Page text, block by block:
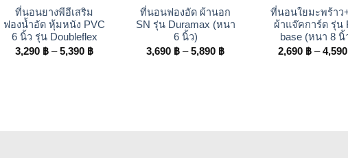
ที่นอนยางพีอีเสริม
ฟองน้ำอัด หุ้มหนัง PVC
6 นิ้ว รุ่น Doubleflex
3,290 ฿ – 5,390 ฿Price
ที่นอนฟองอัด ผ้านอก
SN รุ่น Duramax (หนา
6 นิ้ว)
3,690 ฿ – 5,890 ฿Price
ที่นอนใยมะพร้าว
ผ้าแจ๊คการ์ด รุ่น
base (หนา 8 นิ้
2,690 ฿ – 4,590